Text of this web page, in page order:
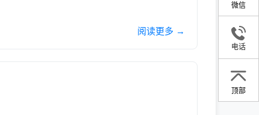
阅读更多 →
微信
电话
顶部